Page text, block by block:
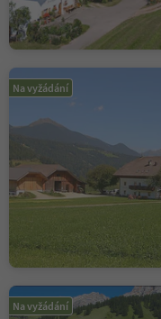
Na vyžádání
Na vyžádání